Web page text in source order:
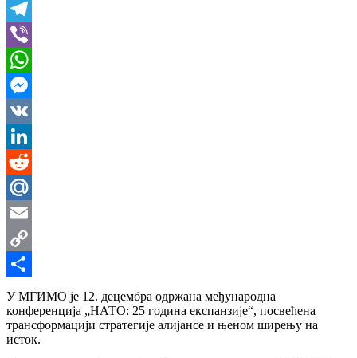
X
Telegram
Viber
WhatsApp
Messenger
VK
LinkedIn
Reddit
Mail.Ru
Email
Copy
Link
Share
У МГИМО је 12. децембра одржана међународна
конференција „НАТО: 25 година експанзије“, посвећена
трансформацији стратегије алијансе и њеном ширењу на
исток.